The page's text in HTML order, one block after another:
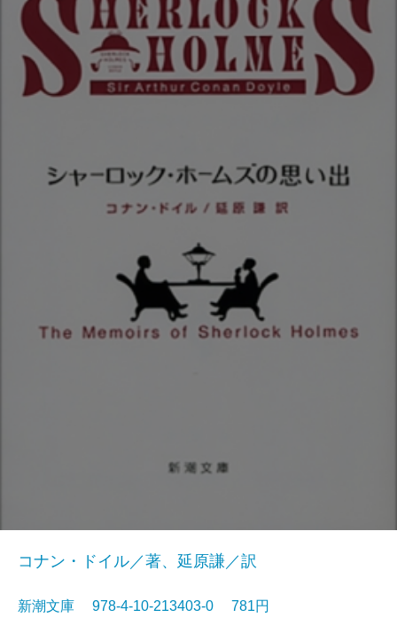
コナン・ドイル／著、延原謙／訳
新潮文庫 978-4-10-213403-0 781円